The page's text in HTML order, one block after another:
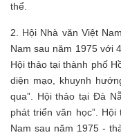
thể.
2. Hội Nhà văn Việt
Nam sau năm 1975 với
Hội thảo tại thành phố
diện mạo, khuynh
qua”. Hội thảo tại Đà
phát triển văn học”.
Nam sau năm 1975 -